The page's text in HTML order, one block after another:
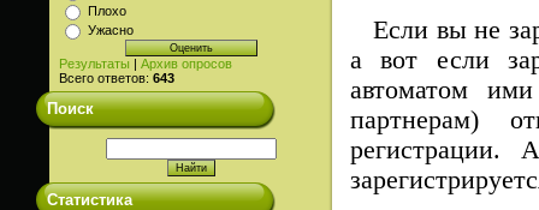
Плохо
Ужасно
Результаты | Архив опросов
Всего ответов: 643
Поиск
Статистика
Если вы не
а вот если
автоматом
партнерам)